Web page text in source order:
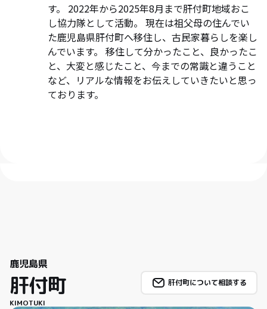
す。 2022年から2025年8月まで肝付町地域おこ
し協力隊として活動。 現在は祖父母の住んでい
た鹿児島県肝付町へ移住し、古民家暮らしを楽し
んでいます。 移住して分かったこと、良かったこ
と、大変と感じたこと、今までの常識と違うこと
など、リアルな情報をお伝えしていきたいと思っ
ております。
鹿児島県
肝付町
KIMOTUKI
肝付町について相談する